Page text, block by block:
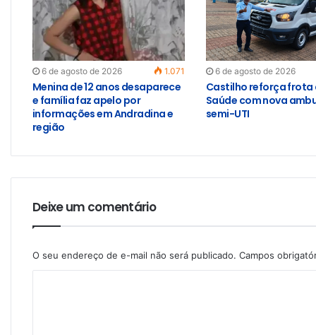
6 de agosto de 2026 1.071
Menina de 12 anos desaparece
e família faz apelo por
informações em Andradina e
região
6 de agosto de 2026
Castilho reforça frota
Saúde com nova
semi-UTI
Deixe um comentário
O seu endereço de e-mail não será publicado. Campos